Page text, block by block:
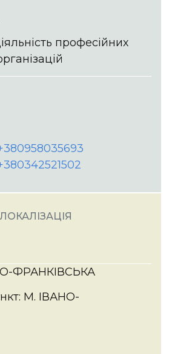
професійних
ЛОКАЛІЗАЦІЯ
ФРАНКІВСЬКА
М. ІВАНО-